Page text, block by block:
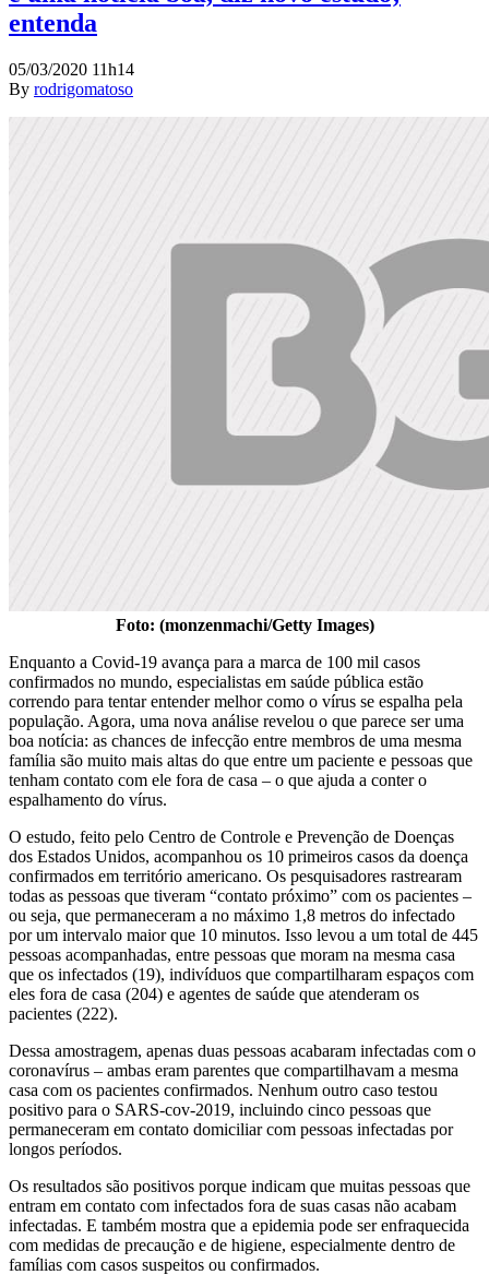
entenda
05/03/2020 11h14
By rodrigomatoso
Foto: (monzenmachi/Getty Images)
Enquanto a Covid-19 avança para a marca de 100 mil casos
confirmados no mundo, especialistas em saúde pública estão
correndo para tentar entender melhor como o vírus se espalha pela
população. Agora, uma nova análise revelou o que parece ser uma
boa notícia: as chances de infecção entre membros de uma mesma
família são muito mais altas do que entre um paciente e pessoas que
tenham contato com ele fora de casa – o que ajuda a conter o
espalhamento do vírus.
O estudo, feito pelo Centro de Controle e Prevenção de Doenças
dos Estados Unidos, acompanhou os 10 primeiros casos da doença
confirmados em território americano. Os pesquisadores rastrearam
todas as pessoas que tiveram “contato próximo” com os pacientes –
ou seja, que permaneceram a no máximo 1,8 metros do infectado
por um intervalo maior que 10 minutos. Isso levou a um total de 445
pessoas acompanhadas, entre pessoas que moram na mesma casa
que os infectados (19), indivíduos que compartilharam espaços com
eles fora de casa (204) e agentes de saúde que atenderam os
pacientes (222).
Dessa amostragem, apenas duas pessoas acabaram infectadas com o
coronavírus – ambas eram parentes que compartilhavam a mesma
casa com os pacientes confirmados. Nenhum outro caso testou
positivo para o SARS-cov-2019, incluindo cinco pessoas que
permaneceram em contato domiciliar com pessoas infectadas por
longos períodos.
Os resultados são positivos porque indicam que muitas pessoas que
entram em contato com infectados fora de suas casas não acabam
infectadas. E também mostra que a epidemia pode ser enfraquecida
com medidas de precaução e de higiene, especialmente dentro de
famílias com casos suspeitos ou confirmados.